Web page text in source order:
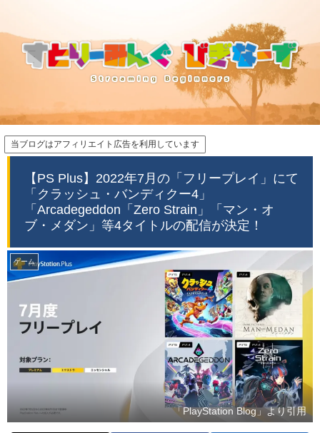
当ブログはアフィリエイト広告を利用しています
【PS Plus】2022年7月の「フリープレイ」にて
「クラッシュ・バンディクー4」
「Arcadegeddon「Zero Strain」「マン・オ
ブ・メダン」等4タイトルの配信が決定！
ゲーム
「PlayStation Blog」より引用